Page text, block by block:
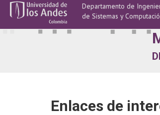
Departamento de
de Sistemas y
Enlaces de